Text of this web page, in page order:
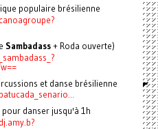
populaire brésilienne
Sambadass+ Roda ouverte)
et danse brésilienne
pour danser jusqu'à 1h